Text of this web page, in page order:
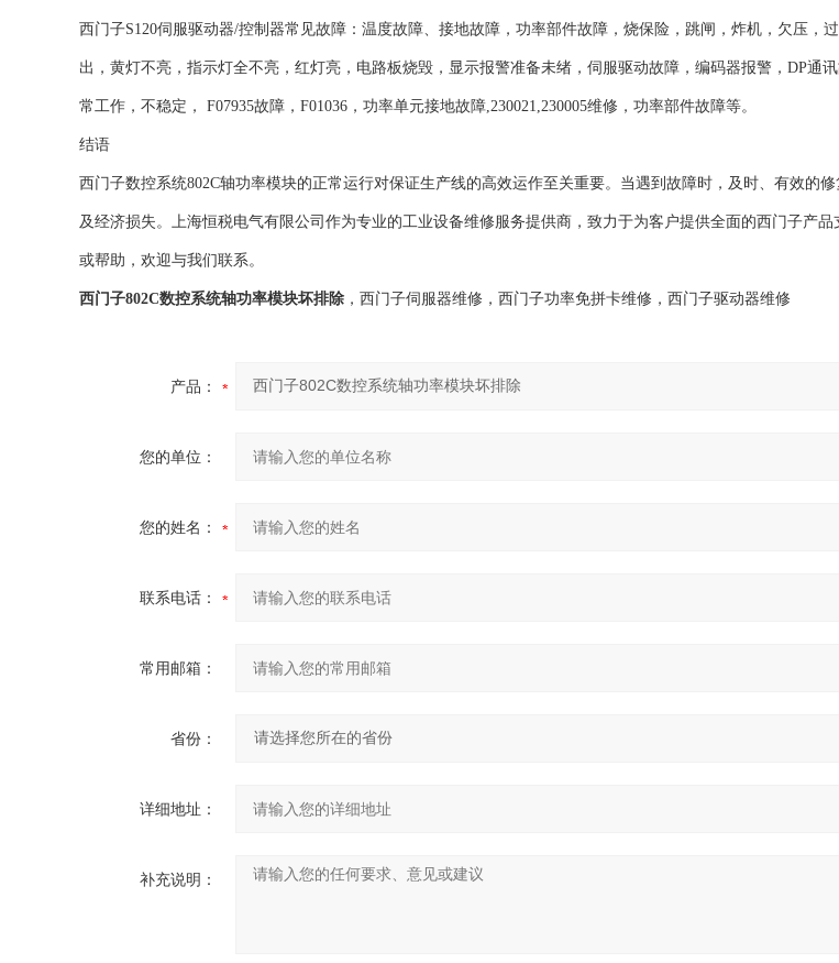
西门子S120伺服驱动器/控制器常见故障：温度故障、接地故障，功率部件故障，烧保险，跳闸，炸机，欠压，
出，黄灯不亮，指示灯全不亮，红灯亮，电路板烧毁，显示报警准备未绪，伺服驱动故障，编码器报警，DP通
常工作，不稳定， F07935故障，F01036，功率单元接地故障,230021,230005维修，功率部件故障等。
结语
西门子数控系统802C轴功率模块的正常运行对保证生产线的高效运作至关重要。当遇到故障时，及时、有效的
及经济损失。上海恒税电气有限公司作为专业的工业设备维修服务提供商，致力于为客户提供全面的西门子产
或帮助，欢迎与我们联系。
西门子802C数控系统轴功率模块坏排除 ，西门子伺服器维修，西门子功率免拼卡维修，西门子驱动器维修
产品：
您的单位：
您的姓名：
联系电话：
常用邮箱：
省份：
详细地址：
补充说明：